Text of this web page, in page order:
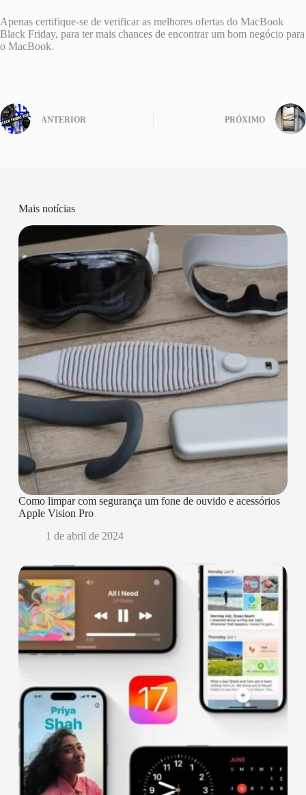
Apenas certifique-se de verificar as melhores ofertas do MacBook
Black Friday, para ter mais chances de encontrar um bom negócio para
o MacBook.
ANTERIOR PRÓXIMO
Mais notícias
Como limpar com segurança um fone de ouvido e acessórios
Apple Vision Pro
1 de abril de 2024